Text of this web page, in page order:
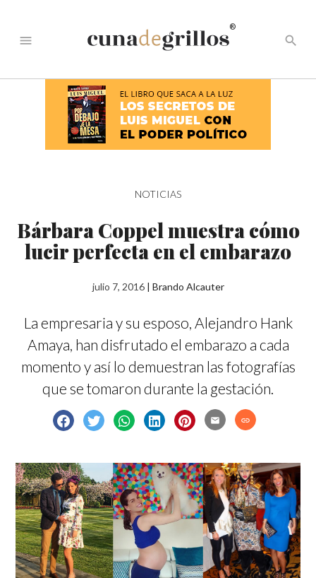
menu
®
search
NOTICIAS
Bárbara Coppel muestra cómo
lucir perfecta en el embarazo
julio 7, 2016 | Brando Alcauter
La empresaria y su esposo, Alejandro Hank
Amaya, han disfrutado el embarazo a cada
momento y así lo demuestran las fotografías
que se tomaron durante la gestación.
email link